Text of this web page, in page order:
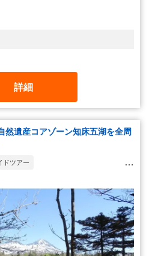
詳細
然遺産コアゾーン知床五湖を全周
ドツアー